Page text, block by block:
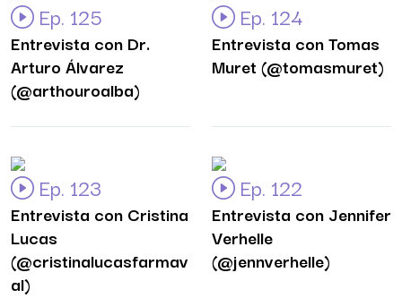
Ep. 125
Entrevista con Dr.
Arturo Álvarez
(@arthouroalba)
Ep. 124
Entrevista con Tomas
Muret (@tomasmuret)
Ep. 123
Entrevista con Cristina
Lucas
(@cristinalucasfarmav
al)
Ep. 122
Entrevista con Jennifer
Verhelle
(@jennverhelle)